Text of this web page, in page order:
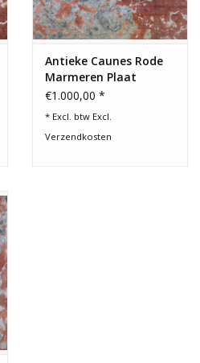
Antieke Caunes Rode
Marmeren Plaat
€1.000,00 *
* Excl. btw Excl.
Verzendkosten